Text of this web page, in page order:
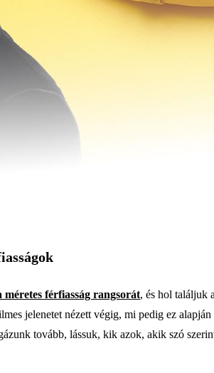
méretes férfiasság rangsorát, és hol találjuk
jelenetet nézett végig, mi pedig ez
tovább, lássuk, kik azok, akik szó